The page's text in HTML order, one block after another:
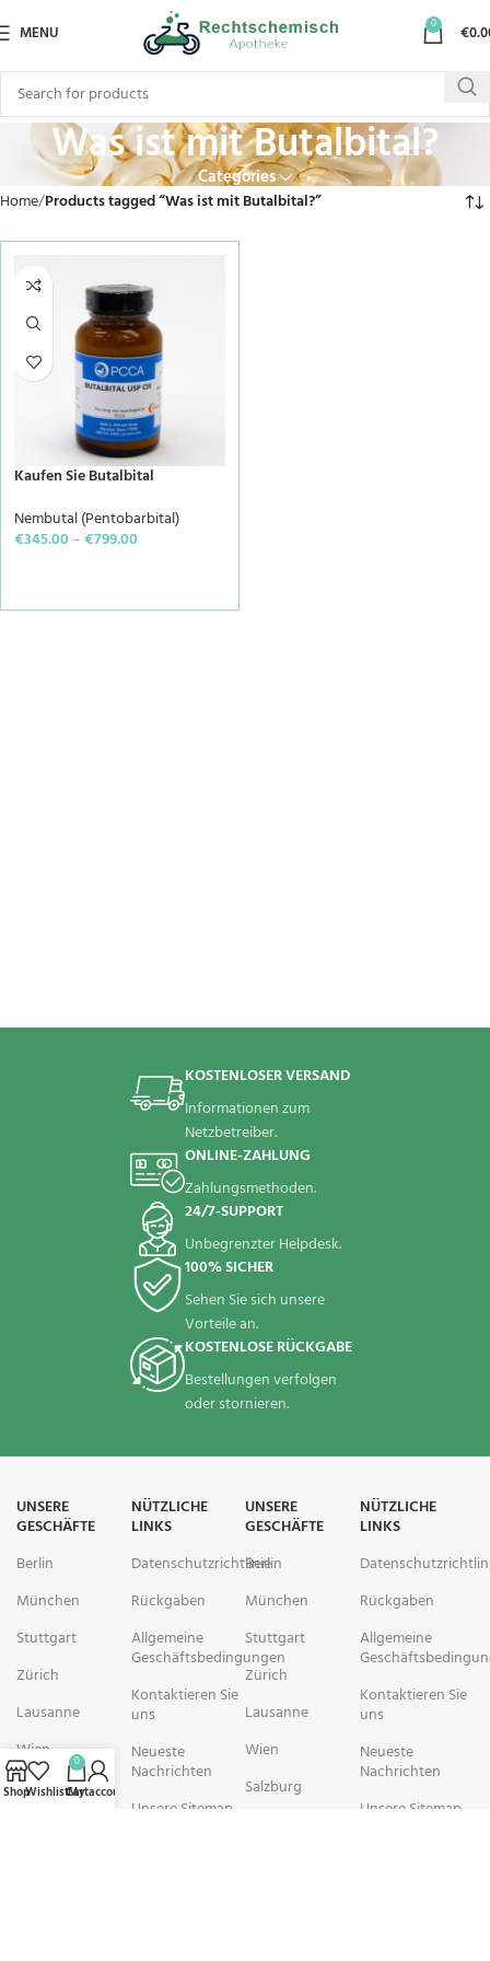
MENU 0 €
Was ist mit Butalbital?
Categories
Home Products tagged “Was ist mit Butalbital?”
Kaufen Sie Butalbital
Nembutal (Pentobarbital)
€345.00–€799.00
KOSTENLOSER VERSAND
Informationen zum
Netzbetreiber.
ONLINE-ZAHLUNG
Zahlungsmethoden.
24/7-SUPPORT
Unbegrenzter Helpdesk.
100% SICHER
Sehen Sie sich unsere
Vorteile an.
KOSTENLOSE RÜCKGABE
Bestellungen verfolgen
oder stornieren.
UNSERE
GESCHÄFTE
Berlin
München
Stuttgart
Zürich
Lausanne
Wien
Salzburg
NÜTZLICHE
LINKS
Datenschutzrichtlinie
Rückgaben
Allgemeine
Geschäftsbedingungen
Kontaktieren Sie
uns
Neueste
Nachrichten
Unsere Sitemap
UNSERE
GESCHÄFTE
Berlin
München
Stuttgart
Zürich
Lausanne
Wien
Salzburg
NÜTZLICHE
LINKS
Rückgaben
Allgemeine
Kontaktieren Sie
uns
Neueste
Nachrichten
Unsere Sitemap
ShopWishlist
0
Cart
My account